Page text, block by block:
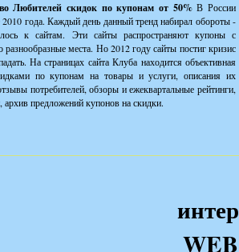
Любителей скидок по купонам от 50%В России
года. Каждый день данный тренд набирал обороты -
к сайтам. Эти сайты распространяют купоны с
места. Но 2012 году сайты постиг кризис
На страницах сайта Клуба находится объективная
по купонам на товары и услуги, описания их
потребителей, обзоры и ежеквартальные рейтинги,
архив предложений купонов на скидки.